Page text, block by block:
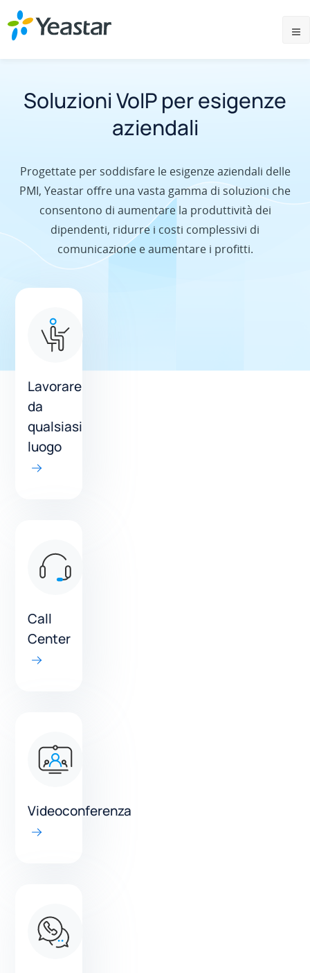
Soluzioni VoIP per esigenze
aziendali
Progettate per soddisfare le esigenze aziendali delle
PMI, Yeastar offre una vasta gamma di soluzioni che
consentono di aumentare la produttività dei
dipendenti, ridurre i costi complessivi di
comunicazione e aumentare i profitti.
Lavorare
da
qualsiasi
luogo
Call
Center
Videoconferenza